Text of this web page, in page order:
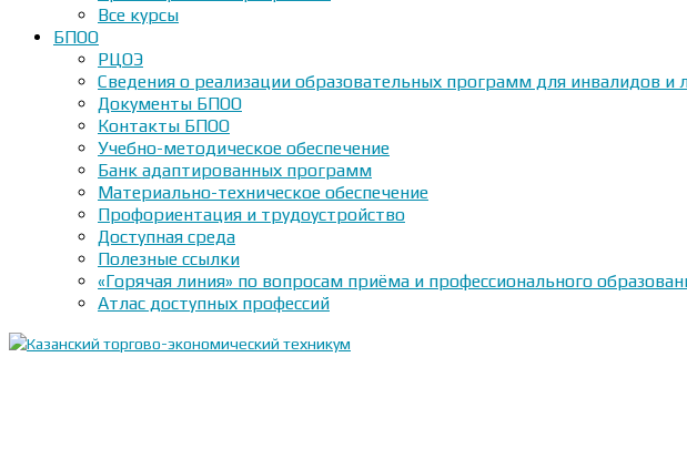
Все курсы
БПОО
РЦОЭ
Сведения о реализации образовательных программ для инвалидов и
Документы БПОО
Контакты БПОО
Учебно-методическое обеспечение
Банк адаптированных программ
Материально-техническое обеспечение
Профориентация и трудоустройство
Доступная среда
Полезные ссылки
«Горячая линия» по вопросам приёма и профессионального
Атлас доступных профессий